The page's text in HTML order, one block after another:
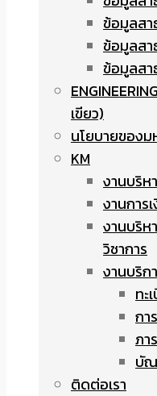
ข้อมูลสา
ข้อมูลส
ข้อมูลส
เขียว)
นโยบายของม
KM
งานบริห
งานการ
งานบริห
วิชาการ
งานบริก
ทะ
กา
ภา
บั
ติดต่อเรา